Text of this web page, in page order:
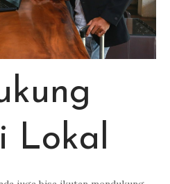
Lokal